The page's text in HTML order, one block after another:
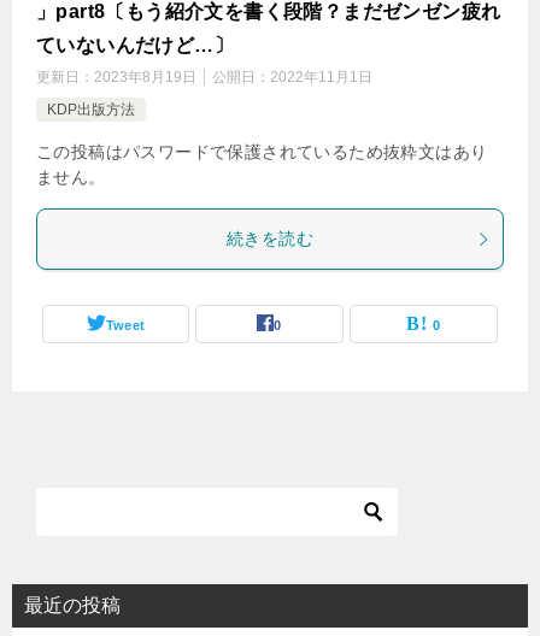
」part8〔もう紹介文を書く段階？まだゼンゼン疲れ
ていないんだけど…〕
更新日： 2023年8月19日 公開日： 2022年11月1日
KDP出版方法
この投稿はパスワードで保護されているため抜粋文はあり
ません。
続きを読む
Tweet 0 0
最近の投稿